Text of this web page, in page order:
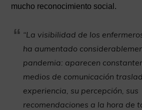
mucho reconocimiento social.
“La visibilidad de los
ha aumentado
pandemia: aparecen
medios de comunicación
experiencia, su percepción, sus
recomendaciones a la hora de